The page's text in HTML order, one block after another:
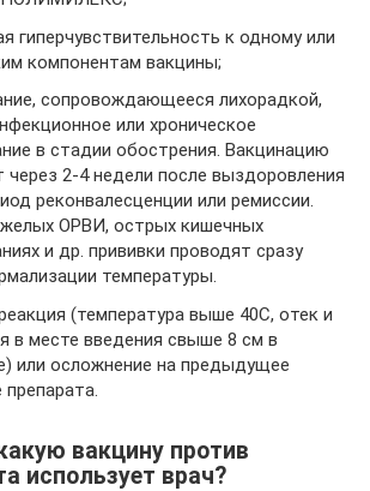
гиперчувствительность к одному или
компонентам вакцины;
сопровождающееся лихорадкой,
или хроническое
в стадии обострения. Вакцинацию
через 2-4 недели после выздоровления
реконвалесценции или ремиссии.
ОРВИ, острых кишечных
и др. прививки проводят сразу
температуры.
(температура выше 40С, отек и
в месте введения свыше 8 см в
или осложнение на предыдущее
вакцину против
использует врач?